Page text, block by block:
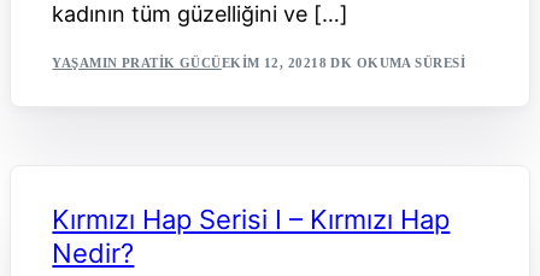
kadının tüm güzelliğini ve […]
YAŞAMIN PRATIK GÜCÜEKIM 12, 2021 8 DK OKUMA SÜRESI
Kırmızı Hap Serisi I – Kırmızı Hap
Nedir?